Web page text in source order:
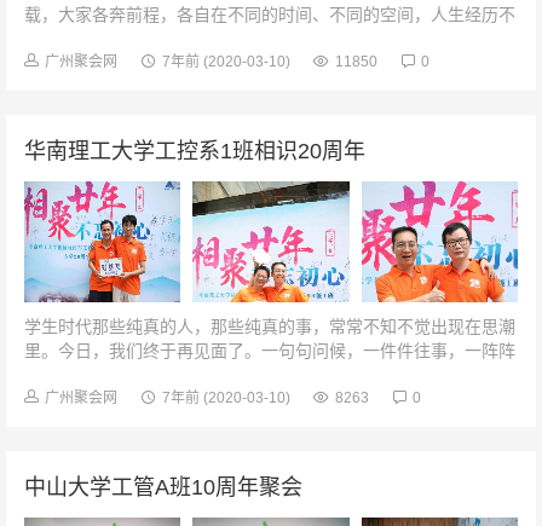
载，大家各奔前程，各自在不同的时间、不同的空间，人生经历不
个人的脸上。老同学团...
广州聚会网 7年前 (2020-03-10) 11850 0
华南理工大学工控系1班相识20周年
学生时代那些纯真的人，那些纯真的事，常常不知不觉出现在思潮
里。今日，我们终于再见面了。一句句问候，一件件往事，一阵阵
→←兄弟抱一个121再上一堂...
广州聚会网 7年前 (2020-03-10) 8263 0
中山大学工管A班10周年聚会